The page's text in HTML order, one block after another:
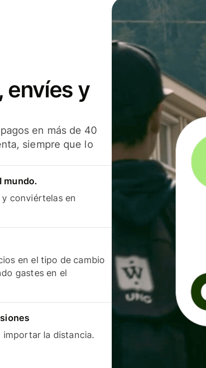
envíes y
en más de 40
siempre que lo
mundo.
conviértelas en
en el tipo de cambio
gastes en el
importar la distancia.